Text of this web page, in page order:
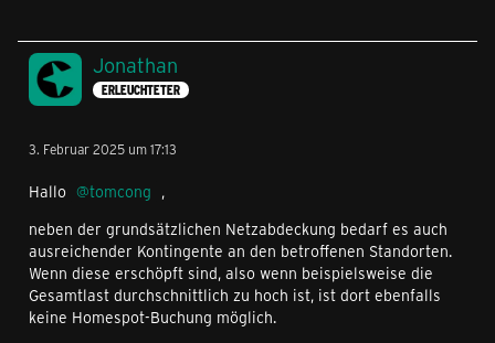
Jonathan
ERLEUCHTETER
3. Februar 2025 um 17:13
Hallo tomcong ,
neben der grundsätzlichen Netzabdeckung bedarf es auch
ausreichender Kontingente an den betroffenen Standorten.
Wenn diese erschöpft sind, also wenn beispielsweise die
Gesamtlast durchschnittlich zu hoch ist, ist dort ebenfalls
keine Homespot-Buchung möglich.